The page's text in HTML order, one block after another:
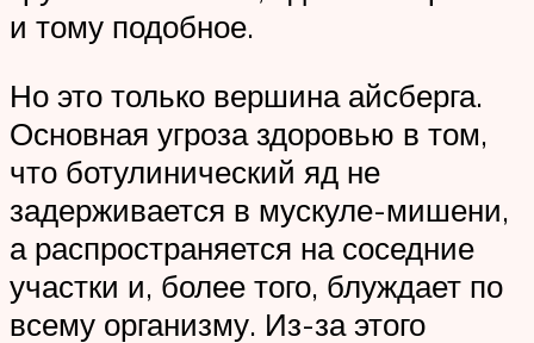
и тому подобное.
Но это только вершина айсберга.
Основная угроза здоровью в том,
что ботулинический яд не
задерживается в мускуле-мишени,
а распространяется на соседние
участки и, более того, блуждает по
всему организму. Из-за этого